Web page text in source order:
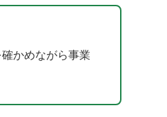
かめながら事業